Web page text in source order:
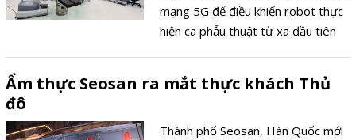
mạng 5G để điều khiển robot thực
hiện ca phẫu thuật từ xa đầu tiên
Ẩm thực Seosan ra mắt thực khách Thủ
đô
Thành phố Seosan, Hàn Quốc mới